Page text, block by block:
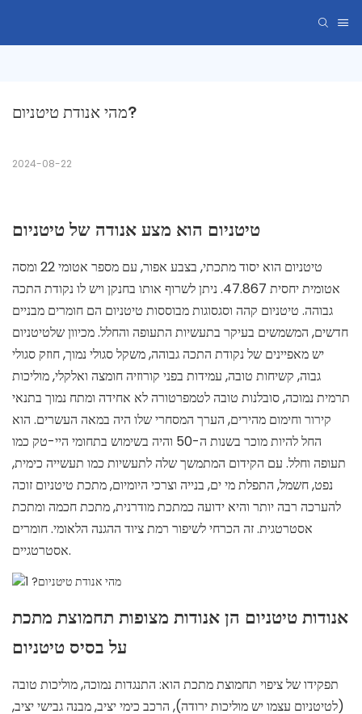
מהי אנודת טיטניום?
2024-08-22
טיטניום הוא יסוד מתכתי, בצבע אפור, עם מספר אטומי 22 ומסה
אטומית יחסית 47.867. ניתן לשרוף אותו בחנקן ויש לו נקודת התכה
גבוהה. טיטניום קהה וסגסוגות מבוססות טיטניום הם חומרים מבניים
חדשים, המשמשים בעיקר בתעשיות התעופה והחלל. מכיוון שלטיטניום
יש מאפיינים של נקודת התכה גבוהה, משקל סגולי נמוך, חוזק סגולי
גבוה, קשיחות טובה, עמידות בפני קורוזיה חומצה ואלקלי, מוליכות
תרמית נמוכה, סובלנות טובה לטמפרטורה לא אחידה ומתח נמוך בתנאי
קירור וחימום מהירים, הערך המסחרי שלו היה במאה העשרים. הוא
החל להיות מוכר בשנות ה-50 והיה בשימוש בתחומי היי-טק כמו
תעופה וחלל. עם הקידום המתמשך שלה לתעשיות כמו תעשייה כימית,
נפט, חשמל, התפלת מי ים, בנייה וצרכי ​​היומיום, מתכת טיטניום זוכה
להערכה רבה יותר והיא ידועה כמתכת מודרנית, מתכת חכמה ומתכת
אסטרטגית. זה הכרחי לשיפור רמת ציוד ההגנה הלאומי. חומרים
אסטרטגיים.
אנודות טיטניום הן אנודות מצופות תחמוצת מתכת
על בסיס טיטניום
תפקידו של ציפוי תחמוצת מתכת הוא: התנגדות נמוכה, מוליכות טובה
(לטיטניום עצמו יש מוליכות ירודה), הרכב כימי יציב, מבנה גבישי יציב,